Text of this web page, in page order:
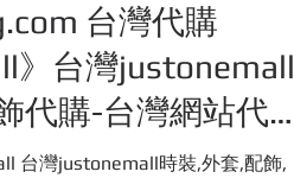
台灣代購
》台灣justonemall
代購-台灣網站代
飾,